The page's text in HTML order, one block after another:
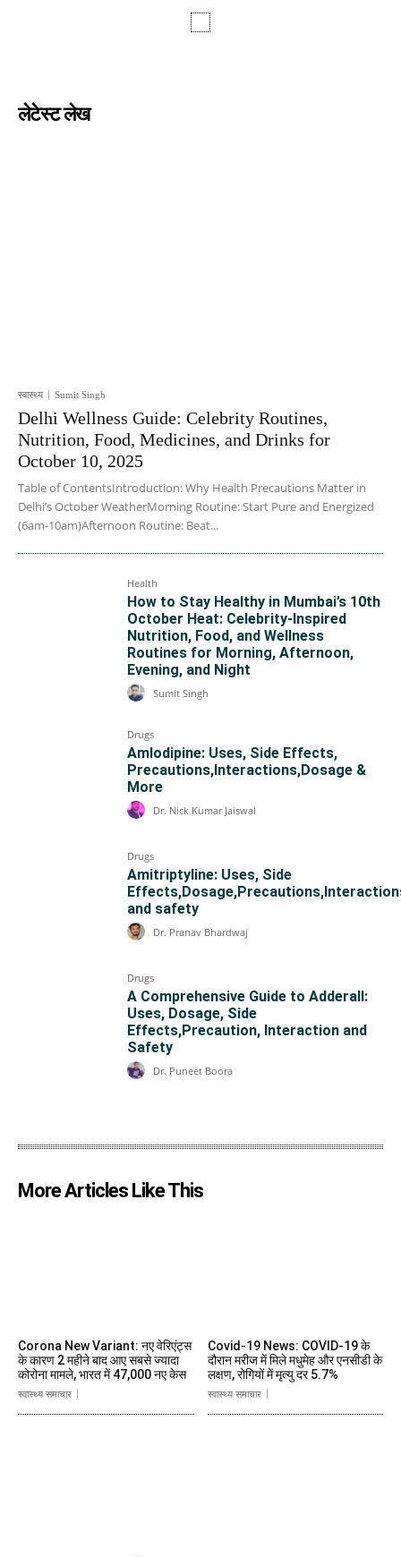
लेटेस्ट लेख
स्वास्थ्य Sumit Singh
Delhi Wellness Guide: Celebrity Routines,
Nutrition, Food, Medicines, and Drinks for
October 10, 2025
Table of ContentsIntroduction: Why Health Precautions Matter in
Delhi’s October WeatherMorning Routine: Start Pure and Energized
(6am-10am)Afternoon Routine: Beat...
Health
How to Stay Healthy in Mumbai’s 10th
October Heat: Celebrity-Inspired
Nutrition, Food, and Wellness
Routines for Morning, Afternoon,
Evening, and Night
Sumit Singh
Drugs
Amlodipine: Uses, Side Effects,
Precautions,Interactions,Dosage &
More
Dr. Nick Kumar Jaiswal
Drugs
Amitriptyline: Uses, Side
and safety
Dr. Pranav Bhardwaj
Drugs
A Comprehensive Guide to Adderall:
Uses, Dosage, Side
Effects,Precaution, Interaction and
Safety
Dr. Puneet Boora
More Articles Like This
Corona New Variant: नए वेरिएंट्स
के कारण 2 महीने बाद आए सबसे ज्यादा
कोरोना मामले, भारत में 47,000 नए केस
स्वास्थ्य समाचार
Covid-19 News: COVID-19 के
दौरान मरीज में मिले मधुमेह और एनसीडी के
लक्षण, रोगियों में मृत्यु दर 5.7%
स्वास्थ्य समाचार